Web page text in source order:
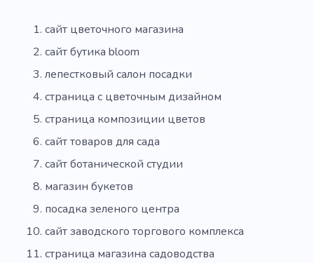
сайт цветочного магазина
сайт бутика bloom
лепестковый салон посадки
страница с цветочным дизайном
страница композиции цветов
сайт товаров для сада
сайт ботанической студии
магазин букетов
посадка зеленого центра
сайт заводского торгового комплекса
страница магазина садоводства